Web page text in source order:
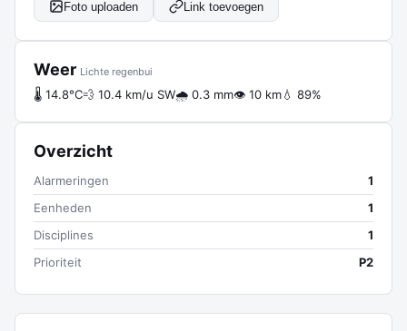
Foto uploaden Link toevoegen
Weer Lichte regenbui
🌡 14.8°C💨 10.4 km/u SW🌧 0.3 mm👁 10 km💧 89%
Overzicht
Alarmeringen
1
Eenheden
1
Disciplines
1
Prioriteit
P2